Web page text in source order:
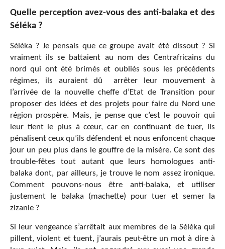
Quelle perception avez-vous des anti-balaka et des
Séléka ?
Séléka ? Je pensais que ce groupe avait été dissout ? Si
vraiment ils se battaient au nom des Centrafricains du
nord qui ont été brimés et oubliés sous les précédents
régimes, ils auraient dû arrêter leur mouvement à
l’arrivée de la nouvelle cheffe d’Etat de Transition pour
proposer des idées et des projets pour faire du Nord une
région prospère. Mais, je pense que c’est le pouvoir qui
leur tient le plus à cœur, car en continuant de tuer, ils
pénalisent ceux qu’ils défendent et nous enfoncent chaque
jour un peu plus dans le gouffre de la misère. Ce sont des
trouble-fêtes tout autant que leurs homologues anti-
balaka dont, par ailleurs, je trouve le nom assez ironique.
Comment pouvons-nous être anti-balaka, et utiliser
justement le balaka (machette) pour tuer et semer la
zizanie ?
Si leur vengeance s’arrêtait aux membres de la Séléka qui
pillent, violent et tuent, j’aurais peut-être un mot à dire à